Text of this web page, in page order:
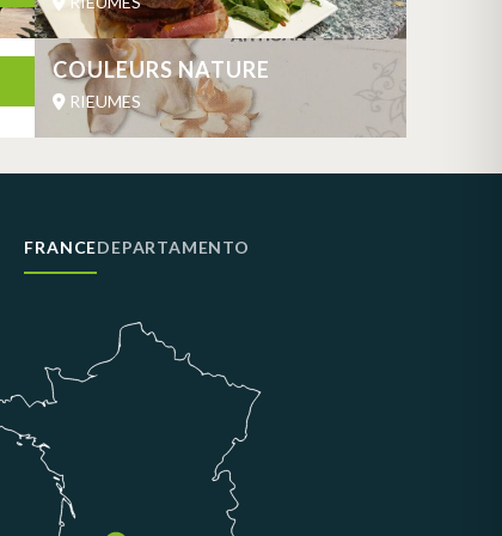
COULEURS NATURE
RIEUMES
FRANCEDEPARTAMENTO